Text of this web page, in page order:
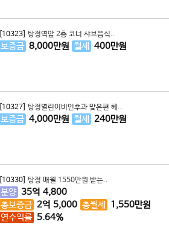
[10323] 탕정역앞 2층 코너 샤브음식..
보증금 8,000만원 월세 400만원
[10327] 탕정열린이비인후과 맞은편 헤..
보증금 4,000만원 월세 240만원
[10330] 탕정 매월 1550만원 받는..
분양 35억 4,800
총보증금 2억 5,000 총월세 1,550만원
연수익률 5.64%